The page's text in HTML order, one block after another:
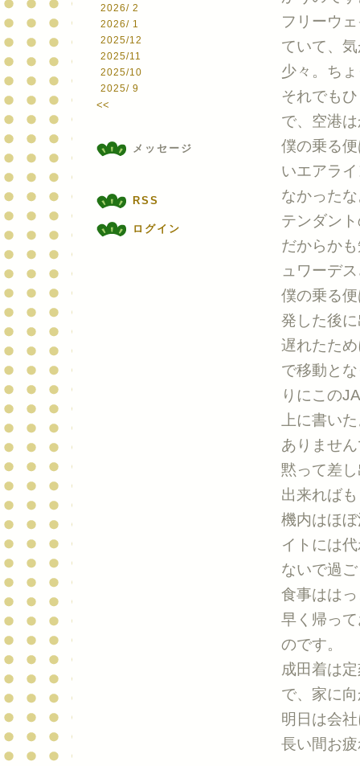
2026/ 2
2026/ 1
2025/12
2025/11
2025/10
2025/ 9
<<
メッセージ
RSS
ログイン
フリーウ
ていて、
少々。ち
それでも
で、空港
僕の乗る
いエアラ
なかった
テンダン
だからか
ュワーデ
僕の乗る
発した後
遅れたた
で移動と
りにこの
上に書い
ありませ
黙って差
出来れば
機内はほ
イトには
ないで過
食事はは
早く帰っ
のです。
成田着は
で、家に
明日は会
長い間お